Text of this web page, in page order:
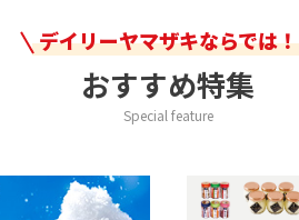
デイリーヤマザキならでは！
おすすめ特集
Special feature